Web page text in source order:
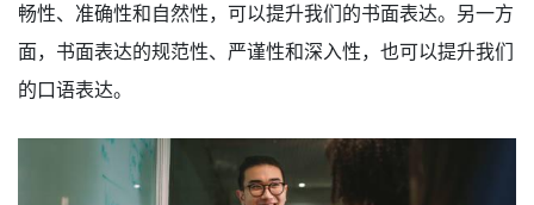
畅性、准确性和自然性，可以提升我们的书面表达。另一方
面，书面表达的规范性、严谨性和深入性，也可以提升我们
的口语表达。